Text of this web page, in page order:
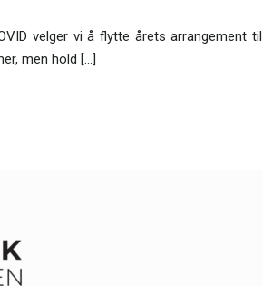
velger vi å flytte årets arrangement til
men hold […]